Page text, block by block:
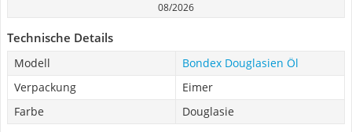
08/2026
Technische Details
Modell
Bondex Douglasien Öl
Verpackung
Eimer
Farbe
Douglasie